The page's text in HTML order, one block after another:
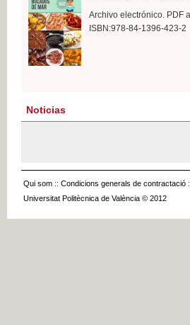
Archivo electrónico. PDF
ISBN:978-84-1396-423-2
Noticias
Qui som :: Condicions generals de contractació
Universitat Politècnica de València © 2012